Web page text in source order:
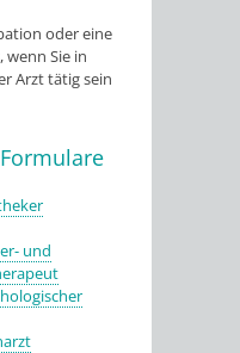
oder eine
Sie in
Arzt tätig sein
und